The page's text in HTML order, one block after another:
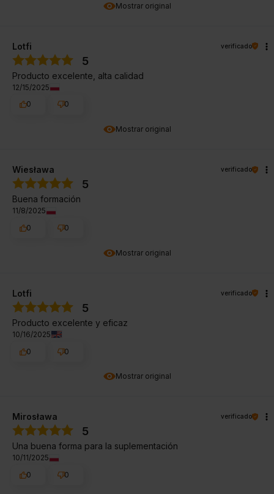
Mostrar original
Mostrar original
Lotfi verificado
5
Producto excelente, alta calidad
12/15/2025
0
0
Mostrar original
Wiesława verificado
5
Buena formación
11/8/2025
0
0
Mostrar original
Lotfi verificado
5
Producto excelente y eficaz
10/16/2025
0
0
Mirosława verificado
5
Una buena forma para la suplementación
10/11/2025
0
0